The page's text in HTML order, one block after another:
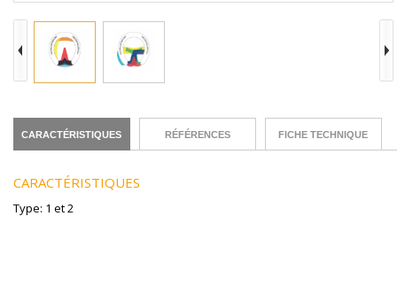
CARACTÉRISTIQUES RÉFÉRENCES FICHE TECHNIQUE
CARACTÉRISTIQUES
Type: 1 et 2